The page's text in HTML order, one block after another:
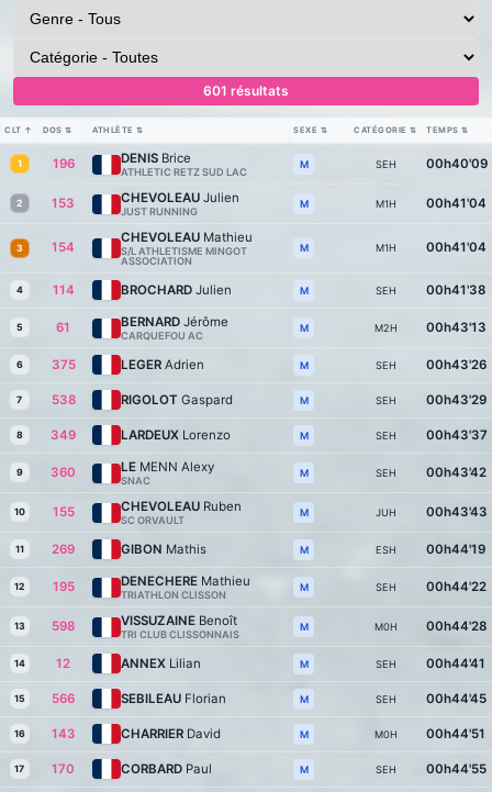
601 résultats
CLT ↑ DOS ⇅ ATHLÈTE ⇅ SEXE ⇅ CATÉGORIE ⇅ TEMPS ⇅
1 196 DENIS Brice
ATHLETIC RETZ SUD LAC
M SEH 00h40'09
2 153 CHEVOLEAU Julien
JUST RUNNING
M M1H 00h41'04
3 154
CHEVOLEAU Mathieu
S/L ATHLETISME MINGOT
ASSOCIATION
M M1H 00h41'04
4 114 BROCHARD Julien M SEH 00h41'38
5 61 BERNARD Jérôme
CARQUEFOU AC
M M2H 00h43'13
6 375 LEGER Adrien M SEH 00h43'26
7 538 RIGOLOT Gaspard M SEH 00h43'29
8 349 LARDEUX Lorenzo M SEH 00h43'37
9 360 LE MENN Alexy
SNAC
M SEH 00h43'42
10 155 CHEVOLEAU Ruben
SC ORVAULT
M JUH 00h43'43
11 269 GIBON Mathis M ESH 00h44'19
12 195 DENECHERE Mathieu
TRIATHLON CLISSON
M SEH 00h44'22
13 598 VISSUZAINE Benoît
TRI CLUB CLISSONNAIS
M M0H 00h44'28
14 12 ANNEX Lilian M SEH 00h44'41
15 566 SEBILEAU Florian M SEH 00h44'45
16 143 CHARRIER David M M0H 00h44'51
17 170 CORBARD Paul M SEH 00h44'55